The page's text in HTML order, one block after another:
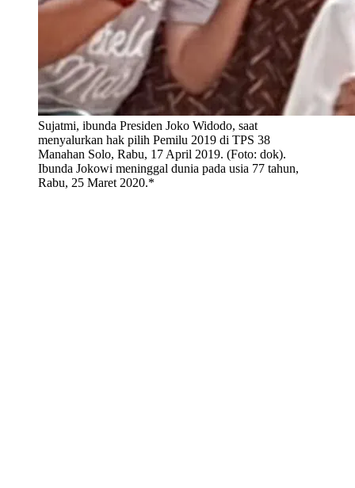
Sujatmi, ibunda Presiden Joko Widodo, saat
menyalurkan hak pilih Pemilu 2019 di TPS 38
Manahan Solo, Rabu, 17 April 2019. (Foto: dok).
Ibunda Jokowi meninggal dunia pada usia 77 tahun,
Rabu, 25 Maret 2020.*